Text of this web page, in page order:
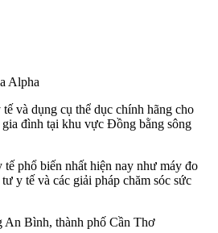
Alpha
và dụng cụ thể dục chính hãng cho
đình tại khu vực Đồng bằng sông
phổ biến nhất hiện nay như máy đo
y tế và các giải pháp chăm sóc sức
Bình, thành phố Cần Thơ